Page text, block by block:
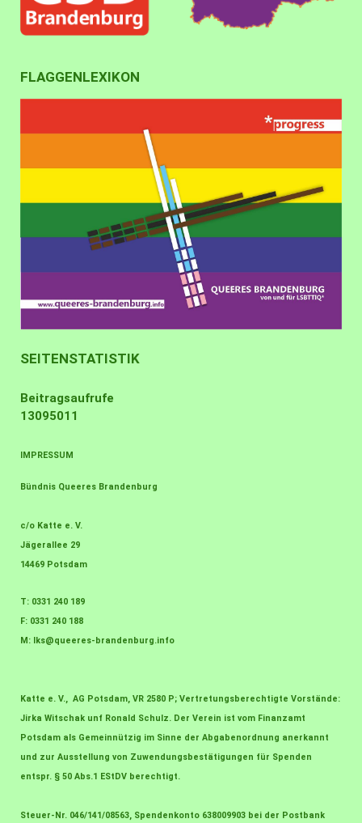
FLAGGENLEXIKON
SEITENSTATISTIK
Beitragsaufrufe
13095011
IMPRESSUM
Bündnis Queeres Brandenburg
c/o Katte e. V.
Jägerallee 29
14469 Potsdam
T: 0331 240 189
F: 0331 240 188
M:
lks@queeres-brandenburg.info
Katte e. V., AG Potsdam, VR 2580 P; Vertretungsberechtigte Vorstände:
Jirka Witschak unf Ronald Schulz. Der Verein ist vom Finanzamt
Potsdam als Gemeinnützig im Sinne der Abgabenordnung anerkannt
und zur Ausstellung von Zuwendungsbestätigungen für Spenden
entspr. § 50 Abs.1 EStDV berechtigt.
Steuer-Nr. 046/141/08563, Spendenkonto 638009903 bei der Postbank